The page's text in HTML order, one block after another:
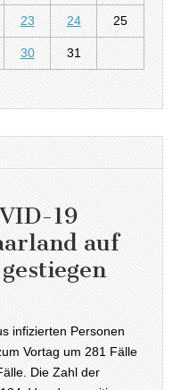
23 24 25
30
31
19
auf
infizierten Personen
Vortag um 281 Fälle
Die Zahl der